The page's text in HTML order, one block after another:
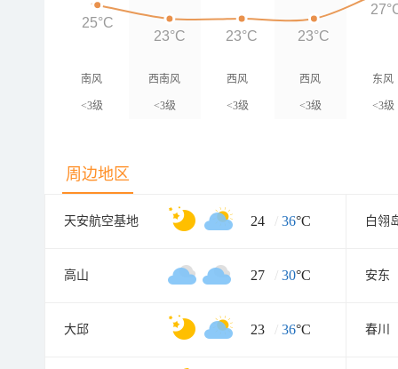
南风
<3级
西南风
<3级
西风
<3级
西风
<3级
东风
<3级
25°C
23°C 23°C 23°C
周边地区
天安航空基地 24 / 36°C 白翎
高山 27 / 30°C 安东
大邱 23 / 36°C 春川